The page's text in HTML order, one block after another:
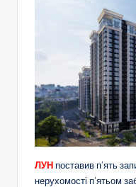
ЛУНпоставив п’ять
нерухомості п’ятьом